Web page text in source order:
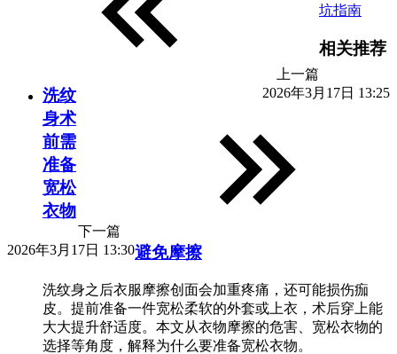
上一篇
2026年3月17日 13:25
坑指南
下一篇
2026年3月17日 13:30
相关推荐
洗纹
身术
前需
准备
宽松
衣物
避免摩擦
洗纹身之后衣服摩擦创面会加重疼痛，还可能损伤痂
皮。提前准备一件宽松柔软的外套或上衣，术后穿上能
大大提升舒适度。本文从衣物摩擦的危害、宽松衣物的
选择等角度，解释为什么要准备宽松衣物。